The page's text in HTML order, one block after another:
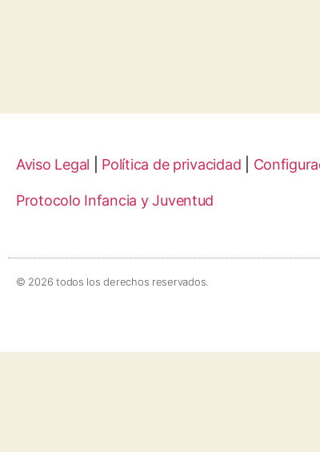
Aviso Legal Política de privacidad
Protocolo Infancia y Juventud
© 2026 todos los derechos reservados.